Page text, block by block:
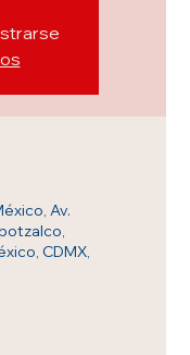
Av.
CDMX,